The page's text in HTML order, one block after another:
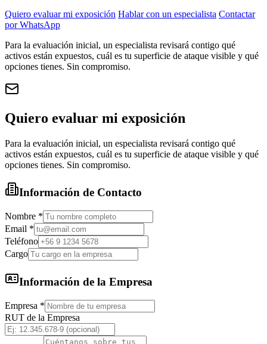
Quiero evaluar mi exposición Hablar con un especialista Contactar
por WhatsApp
Para la evaluación inicial, un especialista revisará contigo qué
activos están expuestos, cuál es tu superficie de ataque visible y qué
opciones tienes. Sin compromiso.
Quiero evaluar mi exposición
Para la evaluación inicial, un especialista revisará contigo qué
activos están expuestos, cuál es tu superficie de ataque visible y qué
opciones tienes. Sin compromiso.
Información de Contacto
Nombre *
Email *
Teléfono
Cargo
Información de la Empresa
Empresa *
RUT de la Empresa